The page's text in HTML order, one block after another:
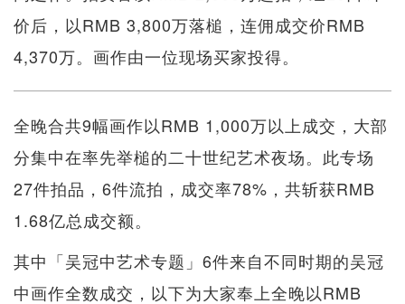
价后，以RMB 3,800万落槌，连佣成交价RMB
4,370万。画作由一位现场买家投得。
全晚合共9幅画作以RMB 1,000万以上成交，大部
分集中在率先举槌的二十世纪艺术夜场。此专场
27件拍品，6件流拍，成交率78%，共斩获RMB
1.68亿总成交额。
其中「吴冠中艺术专题」6件来自不同时期的吴冠
中画作全数成交，以下为大家奉上全晚以RMB